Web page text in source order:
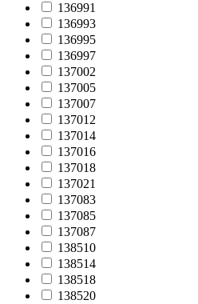
136991
136993
136995
136997
137002
137005
137007
137012
137014
137016
137018
137021
137083
137085
137087
138510
138514
138518
138520